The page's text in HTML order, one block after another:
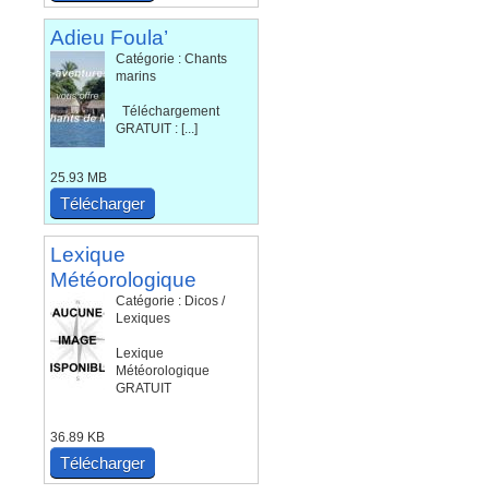
Adieu Foula’
Catégorie : Chants
marins
Téléchargement
GRATUIT : [...]
25.93 MB
Télécharger
Lexique
Météorologique
Catégorie : Dicos /
Lexiques
Lexique
Météorologique
GRATUIT
36.89 KB
Télécharger